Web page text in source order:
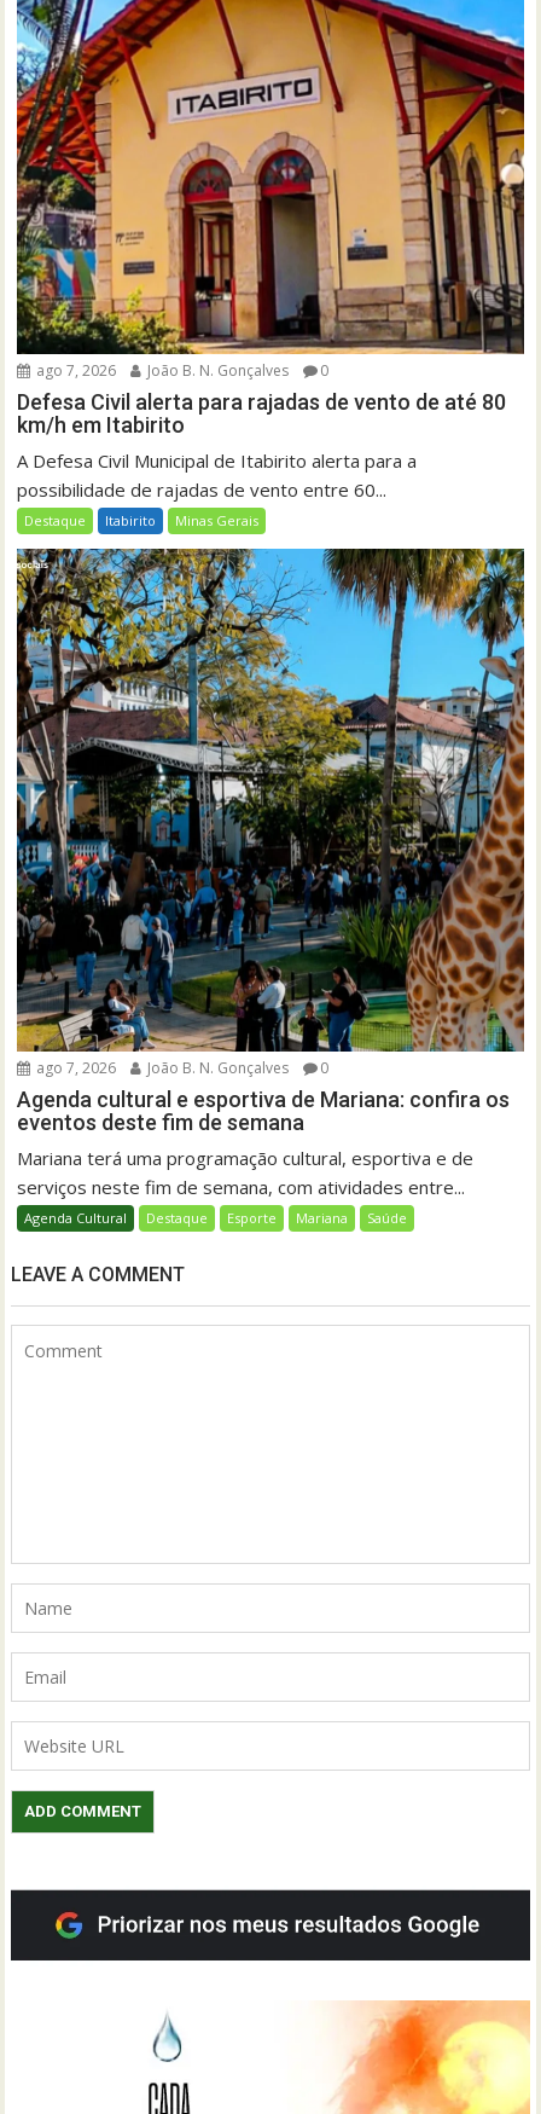
ago 7, 2026 João B. N. Gonçalves 0
Defesa Civil alerta para rajadas de vento de até 80
km/h em Itabirito
A Defesa Civil Municipal de Itabirito alerta para a
possibilidade de rajadas de vento entre 60...
Destaque Itabirito Minas Gerais
ago 7, 2026 João B. N. Gonçalves 0
Agenda cultural e esportiva de Mariana: confira os
eventos deste fim de semana
Mariana terá uma programação cultural, esportiva e de
serviços neste fim de semana, com atividades entre...
Agenda Cultural Destaque Esporte Mariana Saúde
LEAVE A COMMENT